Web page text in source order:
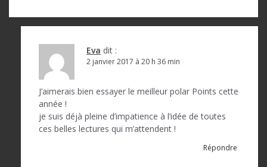
Eva dit :
2 janvier 2017 à 20 h 36 min
J’aimerais bien essayer le meilleur polar Points cette
année !
je suis déjà pleine d’impatience à l’idée de toutes
ces belles lectures qui m’attendent !
Répondre